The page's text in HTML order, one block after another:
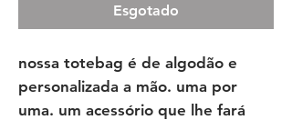
Esgotado
nossa totebag é de algodão e
personalizada a mão. uma por
uma. um acessório que lhe fará